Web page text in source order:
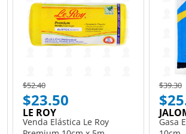
Price reduced from
$52.40to
$23.50
LE ROY
Venda Elástica Le Roy
Price
$39.30to
Gasa